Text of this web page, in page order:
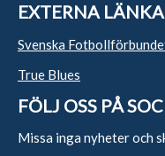
EXTERNA
Svenska
True Blues
FÖLJ OSS PÅ
Missa inga nyheter och